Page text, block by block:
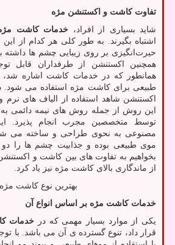
تفاوت کاشت و اکستنشن مژه
شاید بسیاری از افراد، خدمات کاشت
اشتباه بگیرند. به طور کلی هر کدام از این
حیرت‌انگیزی بر روی زیبایی چشم ‌ها
همچنین اکستنشن از طرفداران قابل
همانطور که در خدمات کاشت اشاره شد،
طبیعی برای کاشت مژه استفاده می شود.
اکستنشن شاهد استفاده از الیاف ‌های نرم
این روش از جمله روش‌ های نیمه دائمی
توسط متخصصین مجرب انجام پذیرد.
مصنوعی به نحوی طراحی و ساخته می
موی طبیعی بوده و جذابیت چشم‌ ها را دو
بخواهیم به تفاوت‌ های بین کاشت و
از ماندگاری بالای کاشت مژه نیز یاد کرد.
بهترین نوع کاشت مژه
خدمات کاشت مژه بر اساس انواع آن
یکی از موارد بسیار مهمی که در خدمات
قرار داد، تنوع گسترده ی آن می ‌باشد. با